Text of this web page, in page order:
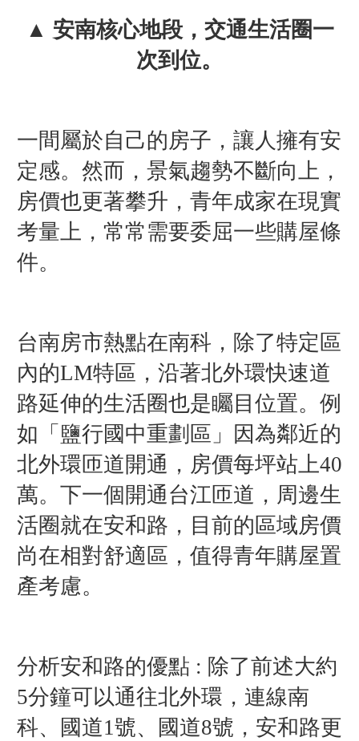
▲ 安南核心地段，交通生活圈一
次到位。
一間屬於自己的房子，讓人擁有安
定感。然而，景氣趨勢不斷向上，
房價也更著攀升，青年成家在現實
考量上，常常需要委屈一些購屋條
件。
台南房市熱點在南科，除了特定區
內的LM特區，沿著北外環快速道
路延伸的生活圈也是矚目位置。例
如「鹽行國中重劃區」因為鄰近的
北外環匝道開通，房價每坪站上40
萬。下一個開通台江匝道，周邊生
活圈就在安和路，目前的區域房價
尚在相對舒適區，值得青年購屋置
產考慮。
分析安和路的優點 : 除了前述大約
5分鐘可以通往北外環，連線南
科、國道1號、國道8號，安和路更